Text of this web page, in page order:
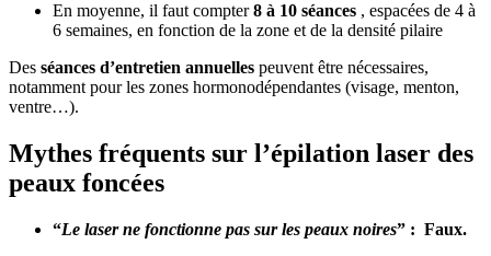
En moyenne, il faut compter8 à 10 séances , espacées de 4 à
6 semaines, en fonction de la zone et de la densité pilaire
Des séances d’entretien annuelles peuvent être nécessaires,
notamment pour les zones hormonodépendantes (visage, menton,
ventre…).
Mythes fréquents sur l’épilation laser des
peaux foncées
“Le laser ne fonctionne pas sur les peaux noires” : Faux.